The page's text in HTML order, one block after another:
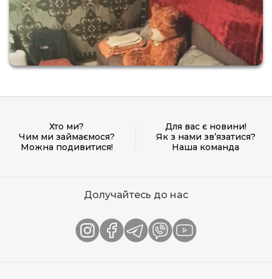
Хто ми?
Чим ми займаємося?
Можна подивитися!
Для вас є новини!
Як з нами зв’язатися?
Наша команда
Долучайтесь до нас